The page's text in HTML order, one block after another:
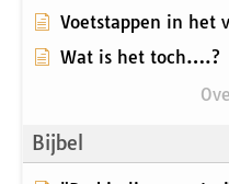
Voetstappen in het
Wat is het toch….?
Bijbel